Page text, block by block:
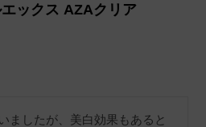
ックス AZAクリア
ましたが、美白効果もあると